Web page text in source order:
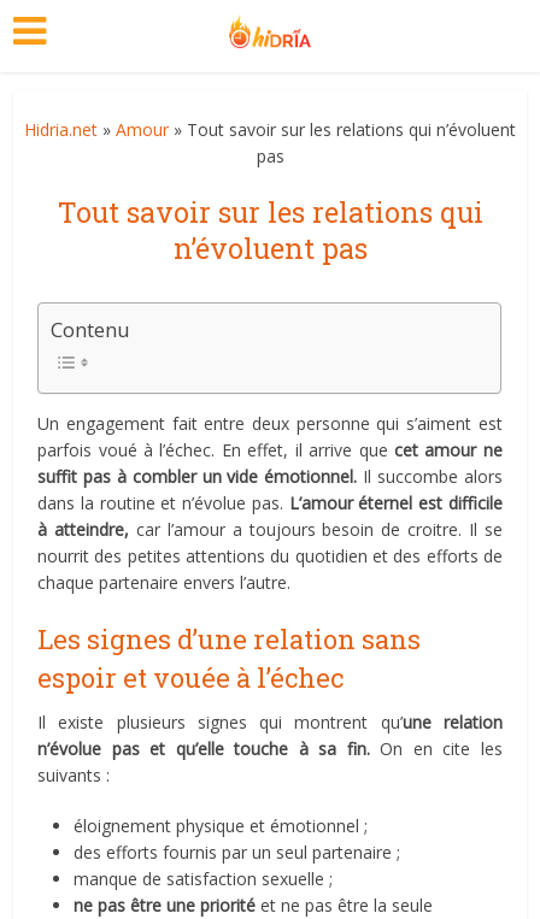
Hidria.net » Amour » Tout savoir sur les relations qui n’évoluent
pas
Tout savoir sur les relations qui
n’évoluent pas
Contenu
Un engagement fait entre deux personne qui s’aiment est
parfois voué à l’échec. En effet, il arrive que cet amour ne
suffit pas à combler un vide émotionnel. Il succombe alors
dans la routine et n’évolue pas. L’amour éternel est difficile
à atteindre, car l’amour a toujours besoin de croitre. Il se
nourrit des petites attentions du quotidien et des efforts de
chaque partenaire envers l’autre.
Les signes d’une relation sans
espoir et vouée à l’échec
Il existe plusieurs signes qui montrent qu’une relation
n’évolue pas et qu’elle touche à sa fin.On en cite les
suivants :
éloignement physique et émotionnel ;
des efforts fournis par un seul partenaire ;
manque de satisfaction sexuelle ;
ne pas être une prioritéet ne pas être la seule